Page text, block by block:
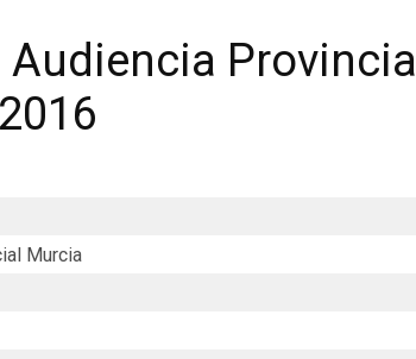
Provincial
Murcia